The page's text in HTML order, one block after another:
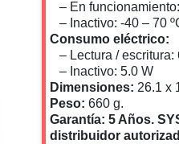
– En funcionamiento:
– Inactivo: -40 – 70
Consumo eléctrico:
– Lectura / escritura:
– Inactivo: 5.0 W
Dimensiones: 26.1 x
Peso: 660 g.
Garantía: 5 Años.
distribuidor